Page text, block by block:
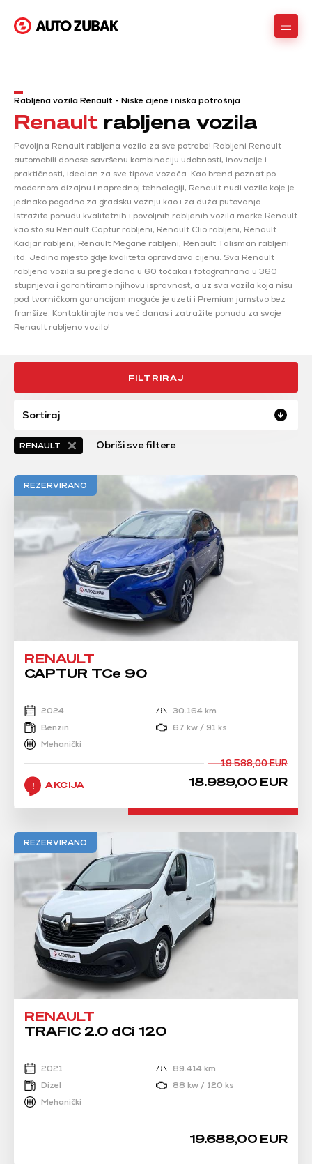
Renault rabljena vozila
Povoljna Renault rabljena vozila za sve potrebe! Rabljeni Renault
automobili donose savršenu kombinaciju udobnosti, inovacije i
praktičnosti, idealan za sve tipove vozača. Kao brend poznat po
modernom dizajnu i naprednoj tehnologiji, Renault nudi vozilo koje je
jednako pogodno za gradsku vožnju kao i za duža putovanja.
Istražite ponudu kvalitetnih i povoljnih rabljenih vozila marke Renault
kao što su Renault Captur rabljeni, Renault Clio rabljeni, Renault
Kadjar rabljeni, Renault Megane rabljeni, Renault Talisman rabljeni
itd. Jedino mjesto gdje kvaliteta opravdava cijenu. Sva Renault
rabljena vozila su pregledana u 60 točaka i fotografirana u 360
stupnjeva i garantiramo njihovu ispravnost, a uz sva vozila koja nisu
pod tvorničkom garancijom moguće je uzeti i Premium jamstvo bez
franšize. Kontaktirajte nas već danas i zatražite ponudu za svoje
Renault rabljeno vozilo!
Rabljena vozila Renault - Niske cijene i niska potrošnja
FILTRIRAJ
Sortiraj
RENAULT Obriši sve filtere
REZERVIRANO
RENAULT
CAPTUR TCe 90
2024
30.164 km
Benzin
67 kw / 91 ks
Mehanički
AKCIJA
19.588,00 EUR
18.989,00 EUR
REZERVIRANO
RENAULT
TRAFIC 2.0 dCi 120
2021
89.414 km
Dizel
88 kw / 120 ks
Mehanički
19.688,00 EUR